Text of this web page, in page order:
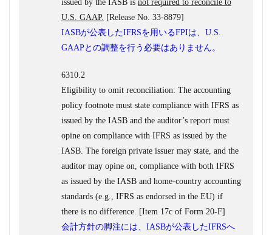
issued by the IASB is not required to reconcile to
U.S. GAAP. [Release No. 33-8879]
IASBが公表したIFRSを用いるFPIは、U.S.
GAAPとの調整を行う必要はありません。
6310.2
Eligibility to omit reconciliation: The accounting
policy footnote must state compliance with IFRS as
issued by the IASB and the auditor’s report must
opine on compliance with IFRS as issued by the
IASB. The foreign private issuer may state, and the
auditor may opine on, compliance with both IFRS
as issued by the IASB and home-country accounting
standards (e.g., IFRS as endorsed in the EU) if
there is no difference. [Item 17c of Form 20-F]
会計方針の脚注には、IASBが公表したIFRSへ